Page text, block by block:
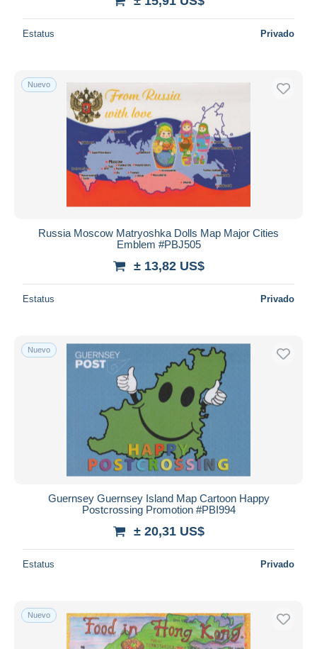
Estatus Privado
Nuevo
Russia Moscow Matryoshka Dolls Map Major Cities
Emblem #PBJ505
± 13,82 US$
Estatus Privado
Nuevo
Guernsey Guernsey Island Map Cartoon Happy
Postcrossing Promotion #PBI994
± 20,31 US$
Estatus Privado
Nuevo